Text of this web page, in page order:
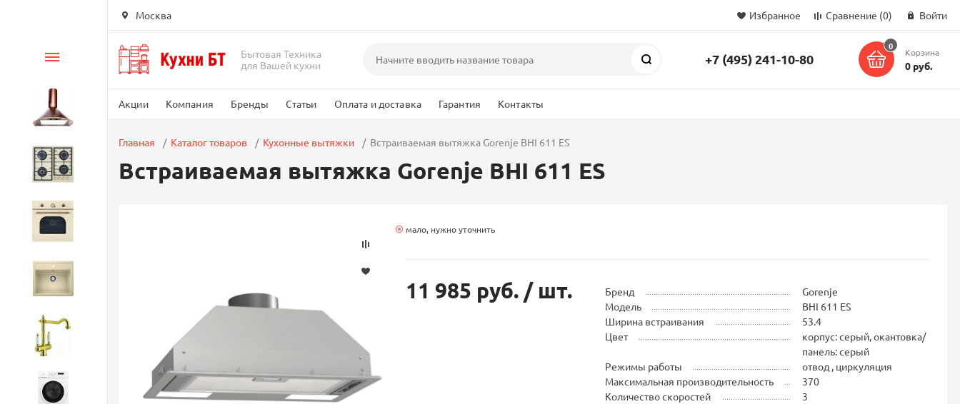
Москва Избранное Сравнение (0) Войти
Бытовая Техника
для Вашей кухни
Поиск +7 (495) 241-10-80
0
Корзина
0 руб.
Акции Компания Бренды Статьи Оплата и доставка Гарантия Контакты
Каталог
Вытяжки
Варочные панели
Стиральные машины
Главная Каталог товаров Кухонные вытяжки Встраиваемая вытяжка Gorenje BHI 611 ES
Встраиваемая вытяжка Gorenje BHI 611 ES
мало, нужно уточнить
11 985 руб. / шт. Бренд
Gorenje
Модель
BHI 611 ES
Ширина встраивания
53.4
Цвет
корпус: серый, окантовка/
панель: серый
Режимы работы
отвод , циркуляция
Максимальная производительность
370
Количество скоростей
3